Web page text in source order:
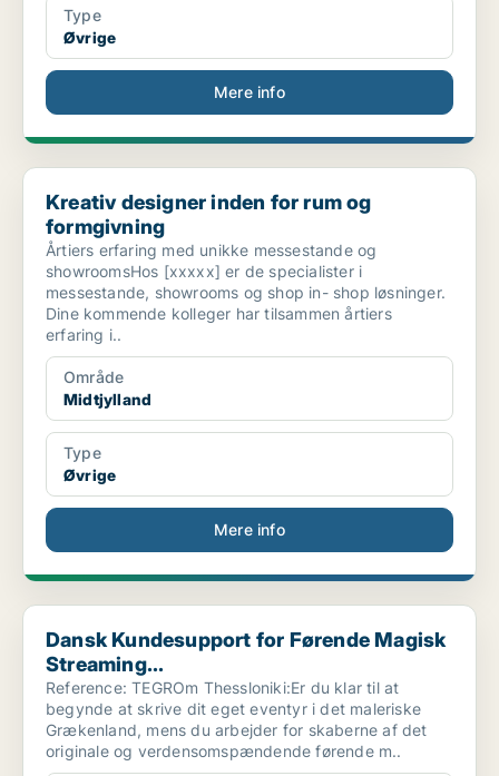
Type
Øvrige
Mere info
Kreativ designer inden for rum og formgivning
Kreativ designer inden for rum og
formgivning
Årtiers erfaring med unikke messestande og
showroomsHos [xxxxx] er de specialister i
messestande, showrooms og shop in- shop løsninger.
Dine kommende kolleger har tilsammen årtiers
erfaring i..
Område
Midtjylland
Type
Øvrige
Mere info
Dansk Kundesupport for Førende Magisk Streaming...
Dansk Kundesupport for Førende Magisk
Streaming...
Reference: TEGROm Thessloniki:Er du klar til at
begynde at skrive dit eget eventyr i det maleriske
Grækenland, mens du arbejder for skaberne af det
originale og verdensomspændende førende m..